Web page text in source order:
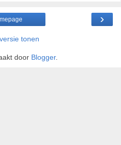
›
tonen
door Blogger.